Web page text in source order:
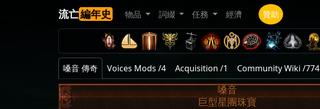
流亡編年史 物品 詞綴 任務 經濟 贊助
嗓音 傳奇 Voices Mods /4 Acquisition /1
Community Wiki /774
嗓音
巨型星團珠寶